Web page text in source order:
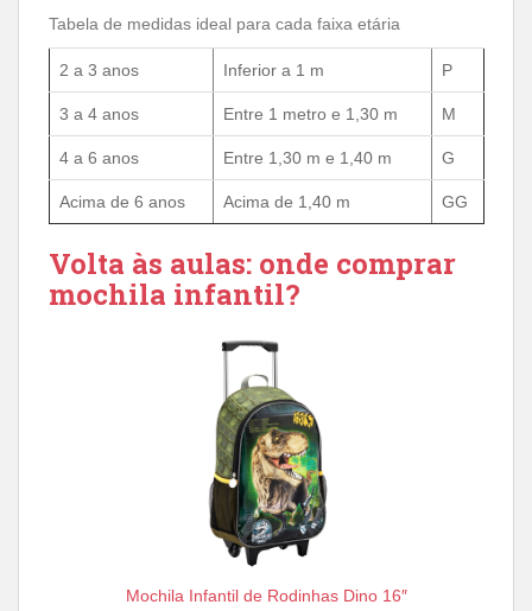
Tabela de medidas ideal para cada faixa etária
2 a 3 anos Inferior a 1 m P
3 a 4 anos Entre 1 metro e 1,30 m M
4 a 6 anos Entre 1,30 m e 1,40 m G
Acima de 6 anos Acima de 1,40 m GG
Volta às aulas: onde comprar
mochila infantil?
Mochila Infantil de Rodinhas Dino 16″